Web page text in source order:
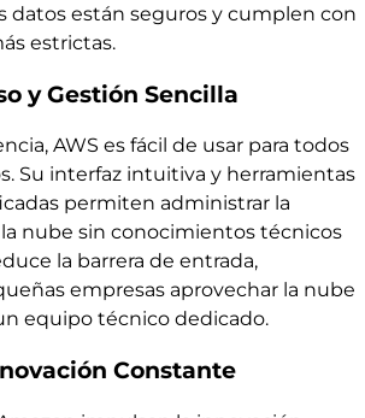
datos están seguros y cumplen con
estrictas.
y Gestión Sencilla
AWS es fácil de usar para todos
Su interfaz intuitiva y herramientas
permiten administrar la
nube sin conocimientos técnicos
la barrera de entrada,
empresas aprovechar la nube
equipo técnico dedicado.
Constante